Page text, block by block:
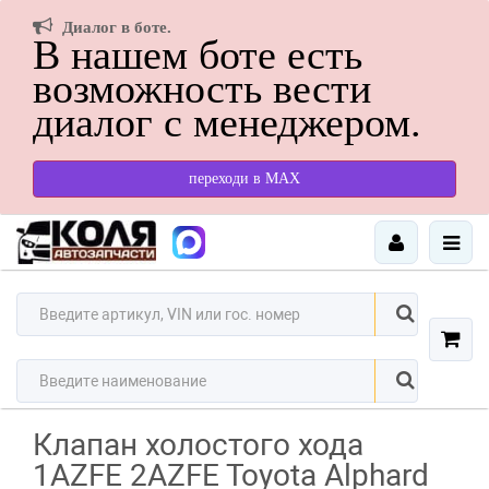
Диалог в боте.
В нашем боте есть
возможность вести
диалог с менеджером.
переходи в МАХ
Клапан холостого хода
1AZFE 2AZFE Toyota Alphard